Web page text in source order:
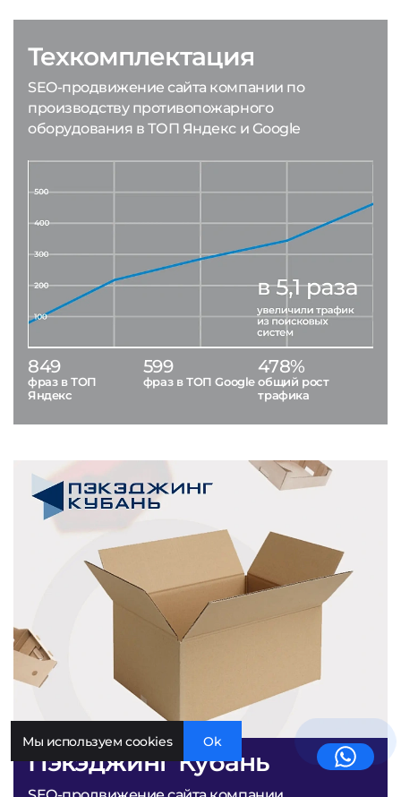
Пэкэджинг Кубань
Техкомплектация
SEO-продвижение сайта компании по
производству противопожарного
оборудования в ТОП Яндекс и Google
849
фраз в ТОП
Яндекс
599
фраз в ТОП Google
478%
общий рост
трафика
Мы используем cookies Ok